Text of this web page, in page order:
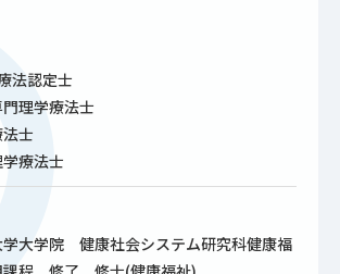
法認定士
理学療法士
士
療法士
学大学院 健康社会システム研究科健康福